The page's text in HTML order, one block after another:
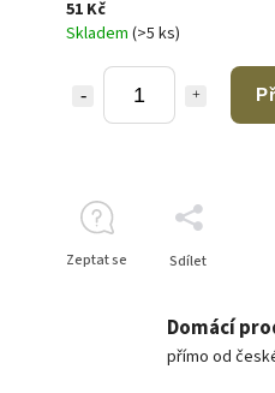
51 Kč
Skladem (>5 ks)
Zeptat se Sdílet
Domácí
přímo od